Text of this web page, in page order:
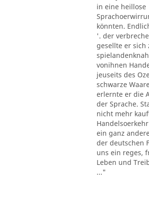
in eine heillose
könnten.
'. der
gesellte er sich
vonihnen
jeuseits des
schwarze
erlernte er die
der Sprache.
nicht mehr
ein ganz
der deutschen
uns ein reges,
Leben und
..."